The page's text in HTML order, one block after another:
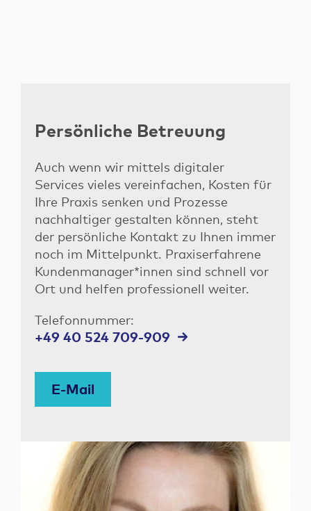
Persönliche Betreuung
Auch wenn wir mittels digitaler
Services vieles vereinfachen, Kosten für
Ihre Praxis senken und Prozesse
nachhaltiger gestalten können, steht
der persönliche Kontakt zu Ihnen immer
noch im Mittelpunkt. Praxiserfahrene
Kundenmanager*innen sind schnell vor
Ort und helfen professionell weiter.
Telefonnummer:
+49 40 524 709-909
E-Mail